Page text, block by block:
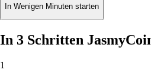
In Wenigen Minuten starten
In 3 Schritten
1